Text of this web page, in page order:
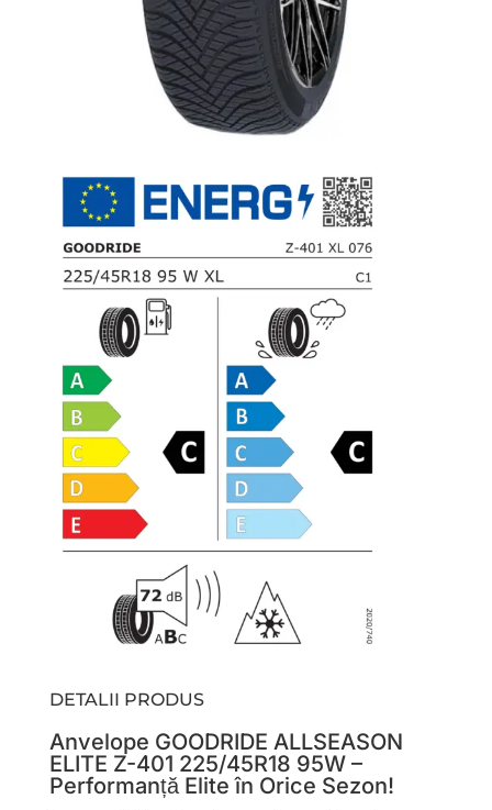
DETALII PRODUS
Anvelope GOODRIDE ALLSEASON
ELITE Z-401 225/45R18 95W –
Performanță Elite în Orice Sezon!